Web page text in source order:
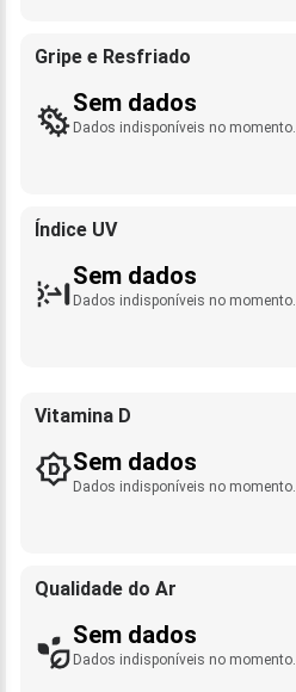
Gripe e Resfriado
Sem dados
Dados indisponíveis no momento.
Índice UV
Sem dados
Dados indisponíveis no momento.
Vitamina D
Sem dados
Dados indisponíveis no momento.
Qualidade do Ar
Sem dados
Dados indisponíveis no momento.